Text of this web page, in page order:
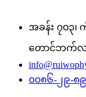
အခန်း ၇၀၃
တောင်ဘက်လမ်
၀၀၈၆-၂၉-၈